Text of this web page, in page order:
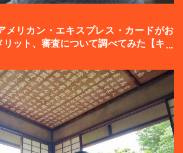
メリカン・エキスプレス・カードがお
ット、審査について調べてみた【キャ